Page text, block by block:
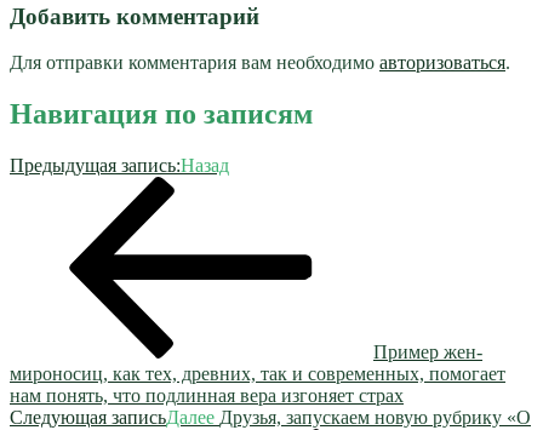
Добавить комментарий
Для отправки комментария вам необходимо авторизоваться.
Навигация по записям
Предыдущая запись:Назад
Пример жен-
мироносиц, как тех, древних, так и современных, помогает
нам понять, что подлинная вера изгоняет страх
Следующая записьДалее Друзья, запускаем новую рубрику «О